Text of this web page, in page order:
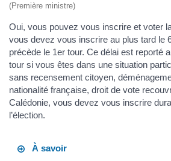
(Première ministre)
Oui, vous pouvez vous inscrire et voter
vous devez vous inscrire au plus tard le
précède le 1er tour. Ce délai est reporté
tour si vous êtes dans une situation
sans recensement citoyen,
nationalité française, droit de vote
Calédonie, vous devez vous inscrire
l’élection.
À savoir